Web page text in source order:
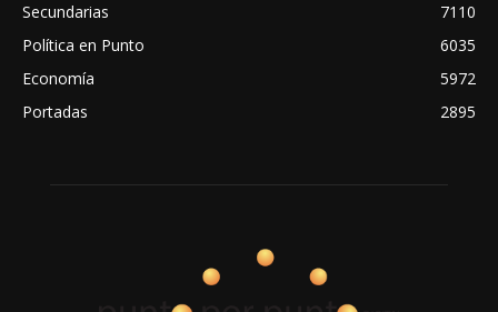
Secundarias
7110
Política en Punto
6035
Economía
5972
Portadas
2895